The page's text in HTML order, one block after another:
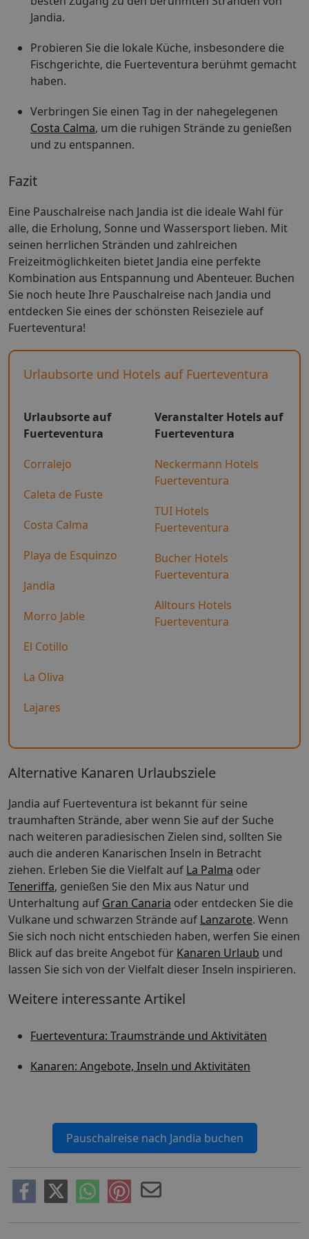
Jandia.
Probieren Sie die lokale Küche, insbesondere die
Fischgerichte, die Fuerteventura berühmt gemacht
haben.
Verbringen Sie einen Tag in der nahegelegenen
Costa Calma, um die ruhigen Strände zu genießen
und zu entspannen.
Fazit
Eine Pauschalreise nach Jandia ist die ideale Wahl für
alle, die Erholung, Sonne und Wassersport lieben. Mit
seinen herrlichen Stränden und zahlreichen
Freizeitmöglichkeiten bietet Jandia eine perfekte
Kombination aus Entspannung und Abenteuer. Buchen
Sie noch heute Ihre Pauschalreise nach Jandia und
entdecken Sie eines der schönsten Reiseziele auf
Fuerteventura!
Urlaubsorte und Hotels auf Fuerteventura
Urlaubsorte auf
Fuerteventura
Corralejo
Caleta de Fuste
Costa Calma
Playa de Esquinzo
Jandia
Morro Jable
El Cotillo
La Oliva
Lajares
Veranstalter Hotels auf
Fuerteventura
Neckermann Hotels
Fuerteventura
TUI Hotels
Fuerteventura
Bucher Hotels
Fuerteventura
Alltours Hotels
Fuerteventura
Alternative Kanaren Urlaubsziele
Jandia auf Fuerteventura ist bekannt für seine
traumhaften Strände, aber wenn Sie auf der Suche
nach weiteren paradiesischen Zielen sind, sollten Sie
auch die anderen Kanarischen Inseln in Betracht
ziehen. Erleben Sie die Vielfalt auf La Palma oder
Teneriffa, genießen Sie den Mix aus Natur und
Unterhaltung auf Gran Canaria oder entdecken Sie die
Vulkane und schwarzen Strände auf Lanzarote. Wenn
Sie sich noch nicht entschieden haben, werfen Sie einen
Blick auf das breite Angebot für Kanaren Urlaub und
lassen Sie sich von der Vielfalt dieser Inseln inspirieren.
Weitere interessante Artikel
Fuerteventura: Traumstrände und Aktivitäten
Kanaren: Angebote, Inseln und Aktivitäten
Pauschalreise nach Jandia buchen